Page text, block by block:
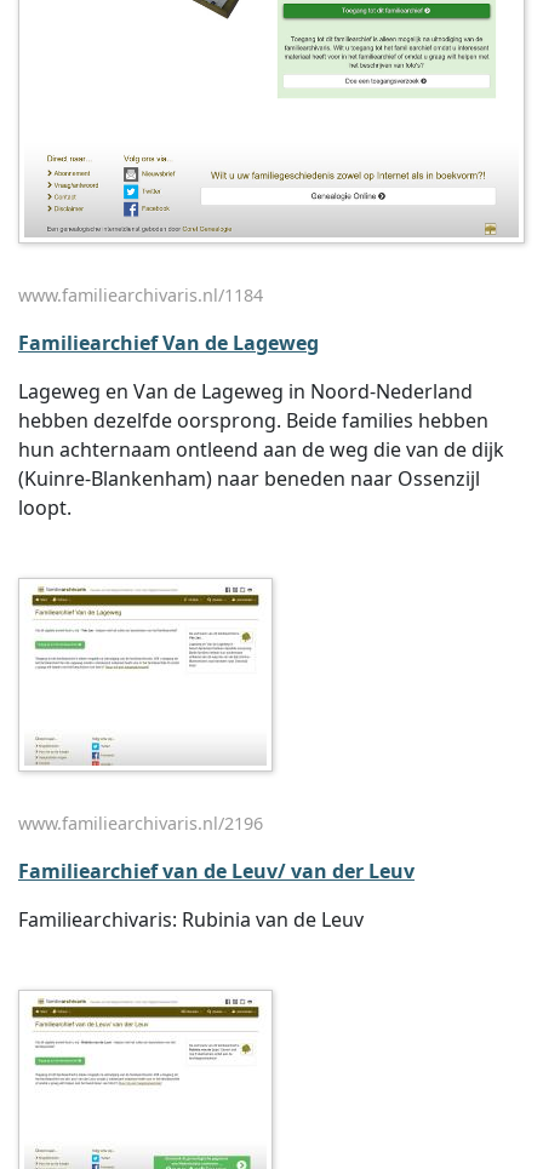
www.familiearchivaris.nl/1184
Familiearchief Van de Lageweg
Lageweg en Van de Lageweg in Noord-Nederland
hebben dezelfde oorsprong. Beide families hebben
hun achternaam ontleend aan de weg die van de dijk
(Kuinre-Blankenham) naar beneden naar Ossenzijl
loopt.
www.familiearchivaris.nl/2196
Familiearchief van de Leuv/ van der Leuv
Familiearchivaris: Rubinia van de Leuv